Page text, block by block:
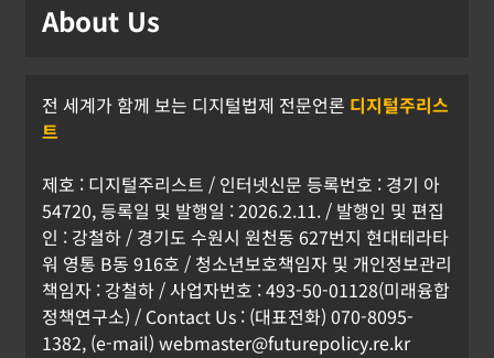
About Us
전 세계가 함께 보는 디지털법제 전문언론 디지털주리스
트
제호 : 디지털주리스트 / 인터넷신문 등록번호 : 경기 아
54720, 등록일 및 발행일 : 2026.2.11. / 발행인 및 편집
인 : 강철하 / 경기도 수원시 원천동 627번지 현대테라타
워 영통 B동 916호 / 청소년보호책임자 및 개인정보관리
책임자 : 강철하 / 사업자번호 : 493-50-01128(미래융합
정책연구소) / Contact Us : (대표전화) 070-8095-
1382, (e-mail) webmaster@futurepolicy.re.kr